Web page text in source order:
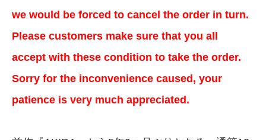
we would be forced to cancel the order in turn.
Please customers make sure that you all
accept with these condition to take the order.
Sorry for the inconvenience caused, your
patience is very much appreciated.